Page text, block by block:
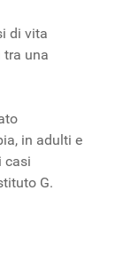
di vita
tra una
in adulti e
casi
G.